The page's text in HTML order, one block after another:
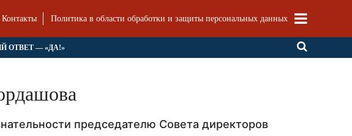
Контакты Политика в области обработки и защиты персональных данных
ОТВЕТ — «ДА!»
председателю Совета директоров